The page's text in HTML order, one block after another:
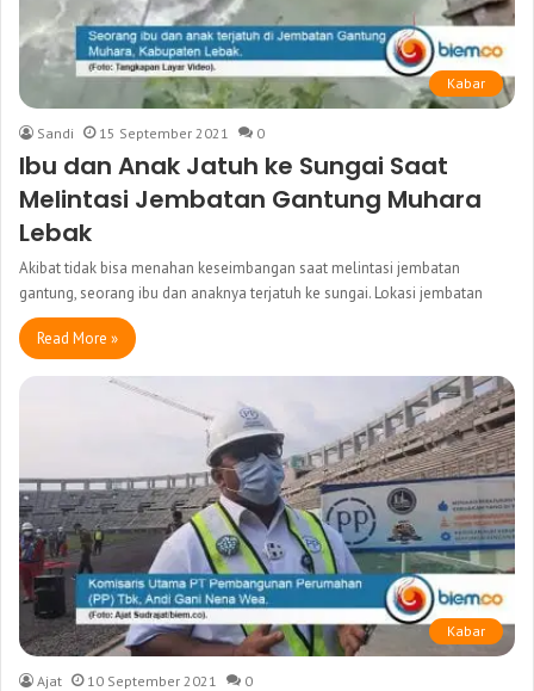
Kabar
Sandi 15 September 2021 0
Ibu dan Anak Jatuh ke Sungai Saat
Melintasi Jembatan Gantung Muhara
Lebak
Akibat tidak bisa menahan keseimbangan saat melintasi jembatan
gantung, seorang ibu dan anaknya terjatuh ke sungai. Lokasi jembatan
Read More »
Kabar
Ajat 10 September 2021 0